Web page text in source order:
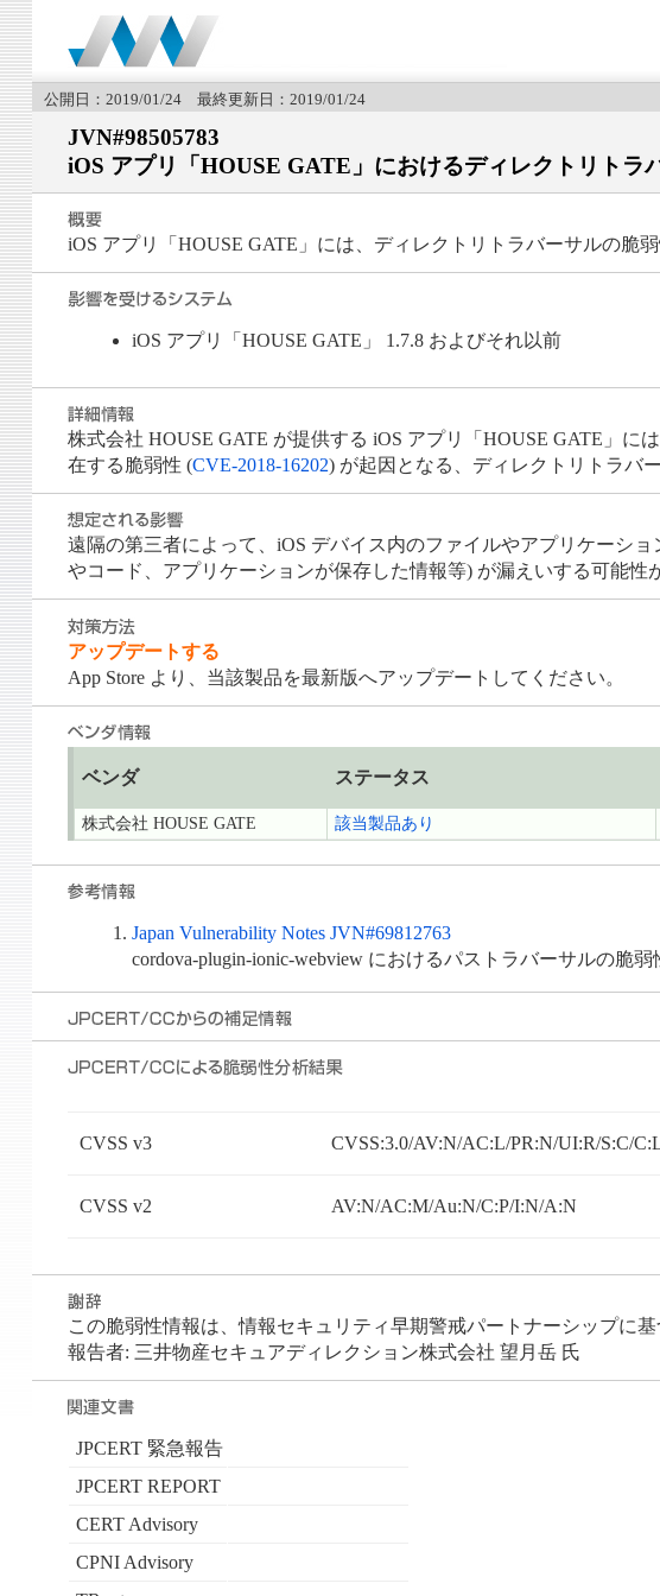
公開日：2019/01/24 最終更新日：2019/01/24
JVN#98505783
iOS アプリ「HOUSE GATE」におけるディレクトリトラ
iOS アプリ「HOUSE GATE」には、ディレクトリトラバーサルの脆弱
iOS アプリ「HOUSE GATE」 1.7.8 およびそれ以前
株式会社 HOUSE GATE が提供する iOS アプリ「HOUSE GATE」に
在する脆弱性 (CVE-2018-16202) が起因となる、ディレクトリトラバ
遠隔の第三者によって、iOS デバイス内のファイルやアプリケーシ
やコード、アプリケーションが保存した情報等) が漏えいする可能性
アップデートする
App Store より、当該製品を最新版へアップデートしてください。
ベンダ ステータス
株式会社 HOUSE GATE 該当製品あり
Japan Vulnerability Notes JVN#69812763
cordova-plugin-ionic-webview におけるパストラバーサルの脆弱
CVSS v3 CVSS:3.0/AV:N/AC:L/PR:N/UI:R/S:C/
CVSS v2 AV:N/AC:M/Au:N/C:P/I:N/A:N
この脆弱性情報は、情報セキュリティ早期警戒パートナーシップに
報告者: 三井物産セキュアディレクション株式会社 望月岳 氏
JPCERT 緊急報告
JPCERT REPORT
CERT Advisory
CPNI Advisory